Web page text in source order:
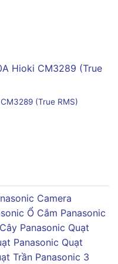
(True RMS)
Camera
Ổ Cắm Panasonic
Panasonic Quạt
Panasonic Quạt
Trần Panasonic 3